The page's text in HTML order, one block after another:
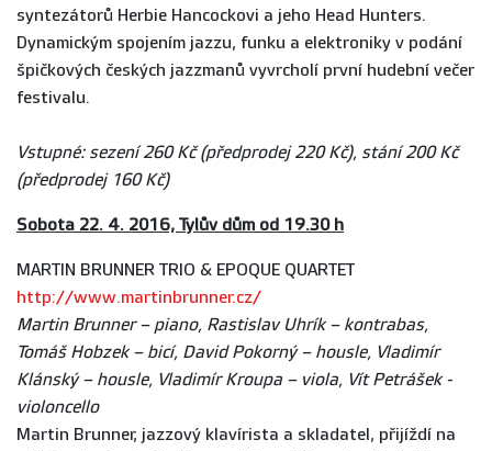
syntezátorů Herbie Hancockovi a jeho Head Hunters.
Dynamickým spojením jazzu, funku a elektroniky v podání
špičkových českých jazzmanů vyvrcholí první hudební večer
festivalu.
Vstupné: sezení 260 Kč (předprodej 220 Kč), stání 200 Kč
(předprodej 160 Kč)
Sobota 22. 4. 2016, Tylův dům od 19.30 h
MARTIN BRUNNER TRIO & EPOQUE QUARTET
http://www.martinbrunner.cz/
Martin Brunner – piano, Rastislav Uhrík – kontrabas,
Tomáš Hobzek – bicí, David Pokorný – housle, Vladimír
Klánský – housle, Vladimír Kroupa – viola, Vít Petrášek -
violoncello
Martin Brunner, jazzový klavírista a skladatel, přijíždí na